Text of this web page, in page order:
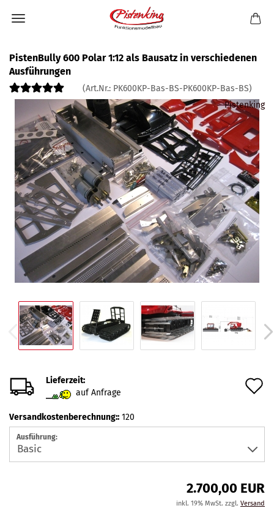
PistenBully 600 Polar 1:12 als Bausatz in verschiedenen
Ausführungen
(Art.Nr.: PK600KP-Bas-BS-PK600KP-Bas-BS)
Pistenking
Lieferzeit:
auf Anfrage
Versandkostenberechnung:: 120
Ausführung:
2.700,00 EUR
inkl. 19% MwSt. zzgl. Versand